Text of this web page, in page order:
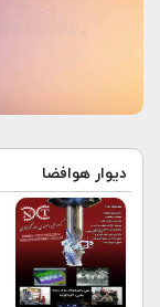
دیوار هوافضا